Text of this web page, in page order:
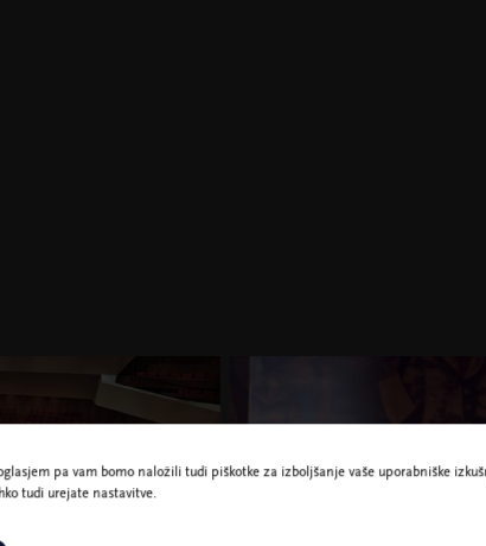
pa vam bomo naložili tudi piškotke za izboljšanje vaše uporabniške
tudi urejate nastavitve.